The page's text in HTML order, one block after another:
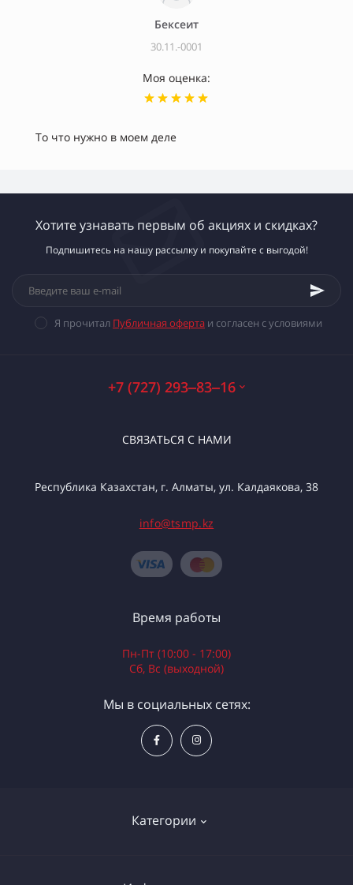
Бексеит
30.11.-0001
Моя оценка:
То что нужно в моем деле
Хотите узнавать первым об акциях и скидках?
Подпишитесь на нашу рассылку и покупайте с выгодой!
Я прочитал Публичная оферта и согласен с условиями
+7 (727) 293‒83‒16
СВЯЗАТЬСЯ С НАМИ
Республика Казахстан, г. Алматы, ул. Калдаякова, 38
info@tsmp.kz
Категории
Время работы
Пн-Пт (10:00 - 17:00)
Сб, Вс (выходной)
Мы в социальных сетях: